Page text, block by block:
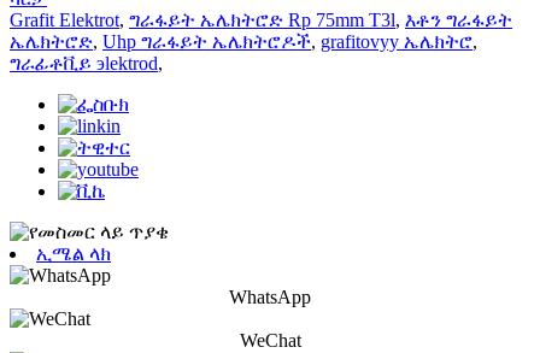
Grafit Elektrot, ግራፋይት ኤሌክትሮድ Rp 75mm T3l, እቶን ግራፋይት
ኤሌክትሮድ, Uhp ግራፋይት ኤሌክትሮዶች, grafitovyy ኤሌክትሮ,
ግራፊቶቪይ эlektrod,
ኢሜል ላክ
WhatsApp
WeChat